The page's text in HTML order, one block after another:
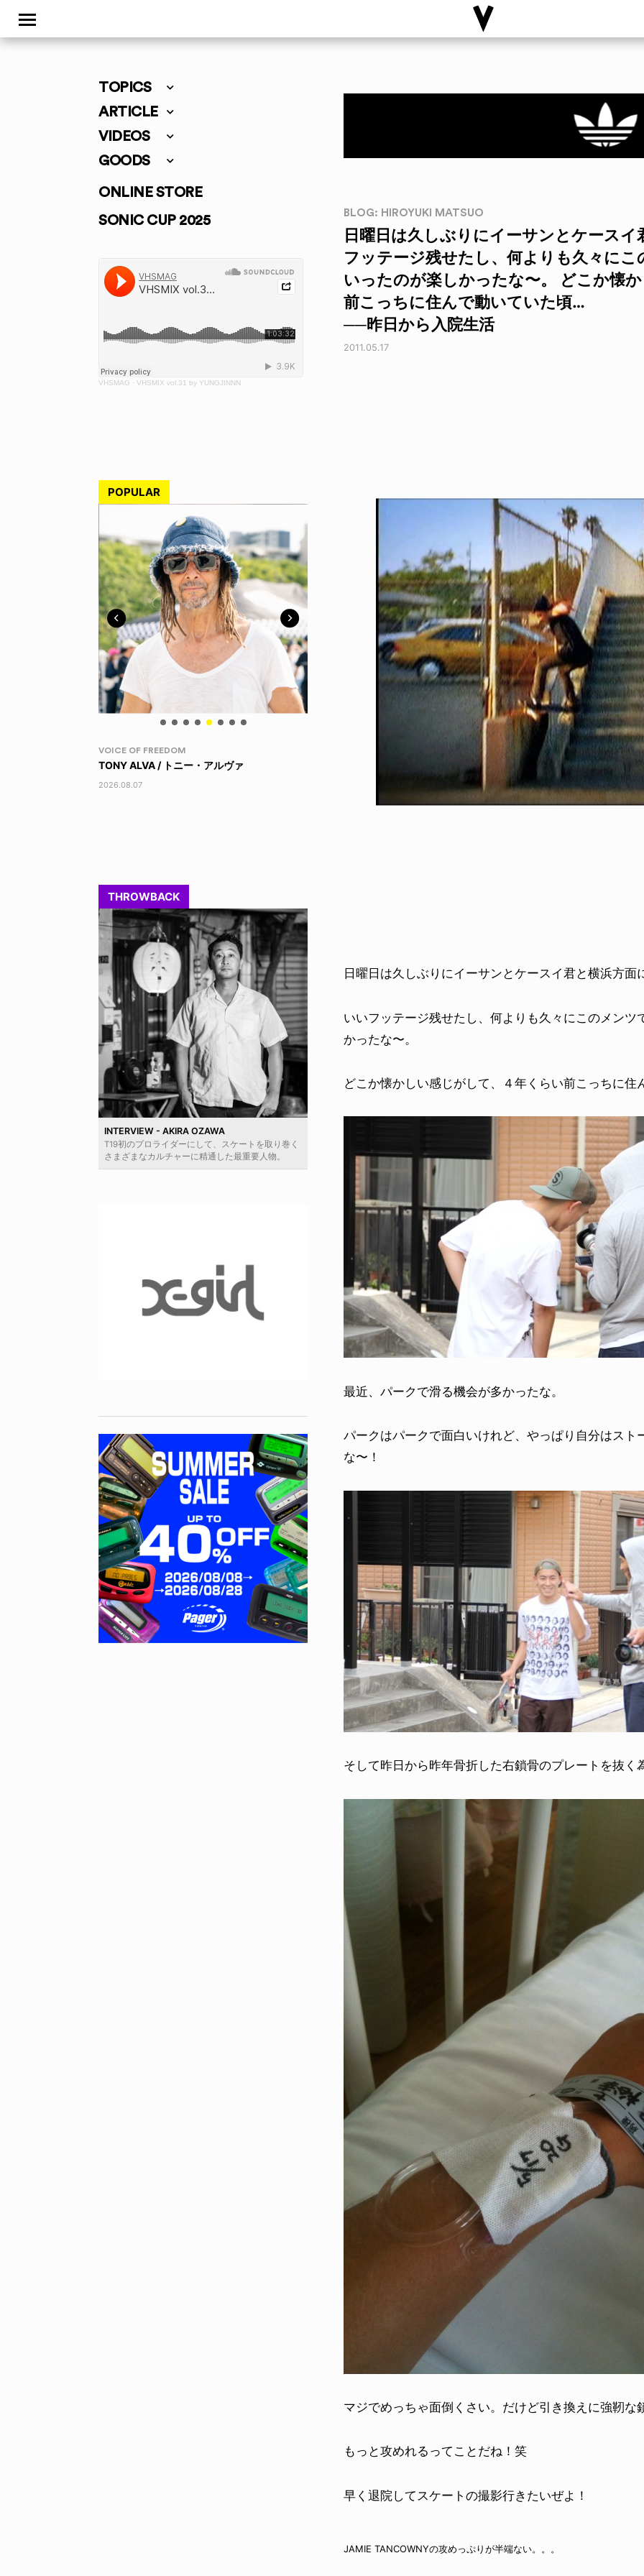
TOPICS
ARTICLE
VIDEOS
GOODS
ONLINE STORE
SONIC CUP 2025
VHSMAG · VHSMIX vol.31 by YUNGJINNN
POPULAR
YO! CHUI
キレッキレ
2026.08.07
PRODUCTS
XLARGE × NEW ERA
2025.06.14
THROWBACK
INTERVIEW - AKIRA OZAWA
T19初のプロライダーにして、スケートを取り巻く
さまざまなカルチャーに精通した最重要人物。
BLOG: HIROYUKI MATSUO
日曜日は久しぶりにイーサンとケースイ
フッテージ残せたし、何よりも久々に
いったのが楽しかったな〜。 どこか懐
前こっちに住んで動いていた頃…
──昨日から入院生活
2011.05.17
日曜日は久しぶりにイーサンとケースイ君と横浜方面
いいフッテージ残せたし、何よりも久々にこのメンツ
かったな〜。
どこか懐かしい感じがして、４年くらい前こっちに住
最近、パークで滑る機会が多かったな。
パークはパークで面白いけれど、やっぱり自分はス
な〜！
そして昨日から昨年骨折した右鎖骨のプレートを抜く
マジでめっちゃ面倒くさい。だけど引き換えに強靭な
もっと攻めれるってことだね！笑
早く退院してスケートの撮影行きたいぜよ！
JAMIE TANCOWNYの攻めっぷりが半端ない。。。